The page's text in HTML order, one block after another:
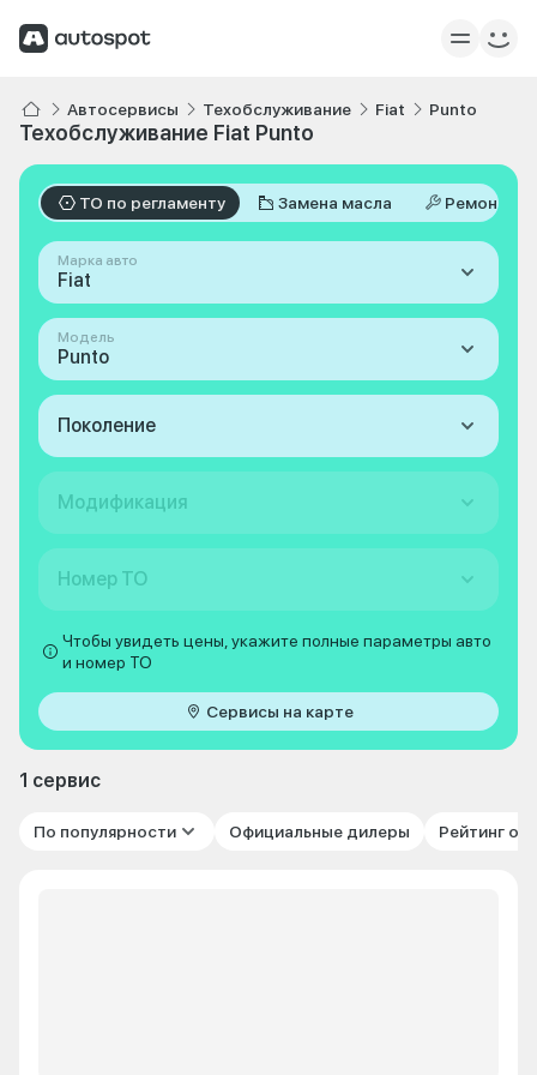
Автосервисы Техобслуживание Fiat Punto
Техобслуживание Fiat Punto
ТО по регламенту Замена масла Ремонт
Марка авто
Fiat
Модель
Punto
Поколение
Модификация
Номер ТО
Чтобы увидеть цены, укажите полные параметры авто
и номер ТО
Сервисы на карте
1 сервис
По популярности Официальные дилеры Рейтинг